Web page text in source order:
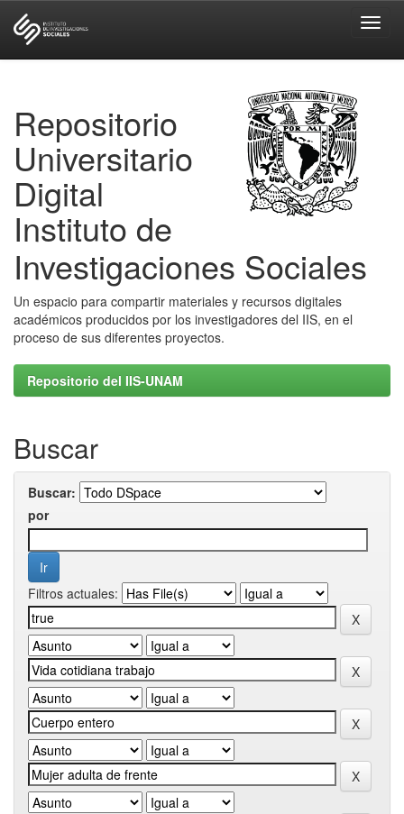
Repositorio
Universitario
Digital
Instituto de
Investigaciones Sociales
Un espacio para compartir materiales y recursos digitales
académicos producidos por los investigadores del IIS, en el
proceso de sus diferentes proyectos.
Repositorio del IIS-UNAM
Buscar
Buscar:
por
Filtros actuales: